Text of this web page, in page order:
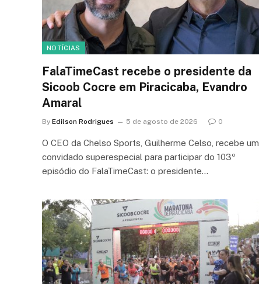
NOTÍCIAS
FalaTimeCast recebe o presidente da
Sicoob Cocre em Piracicaba, Evandro
Amaral
By Edilson Rodrigues 5 de agosto de 2026 0
O CEO da Chelso Sports, Guilherme Celso, recebe um
convidado superespecial para participar do 103º
episódio do FalaTimeCast: o presidente…